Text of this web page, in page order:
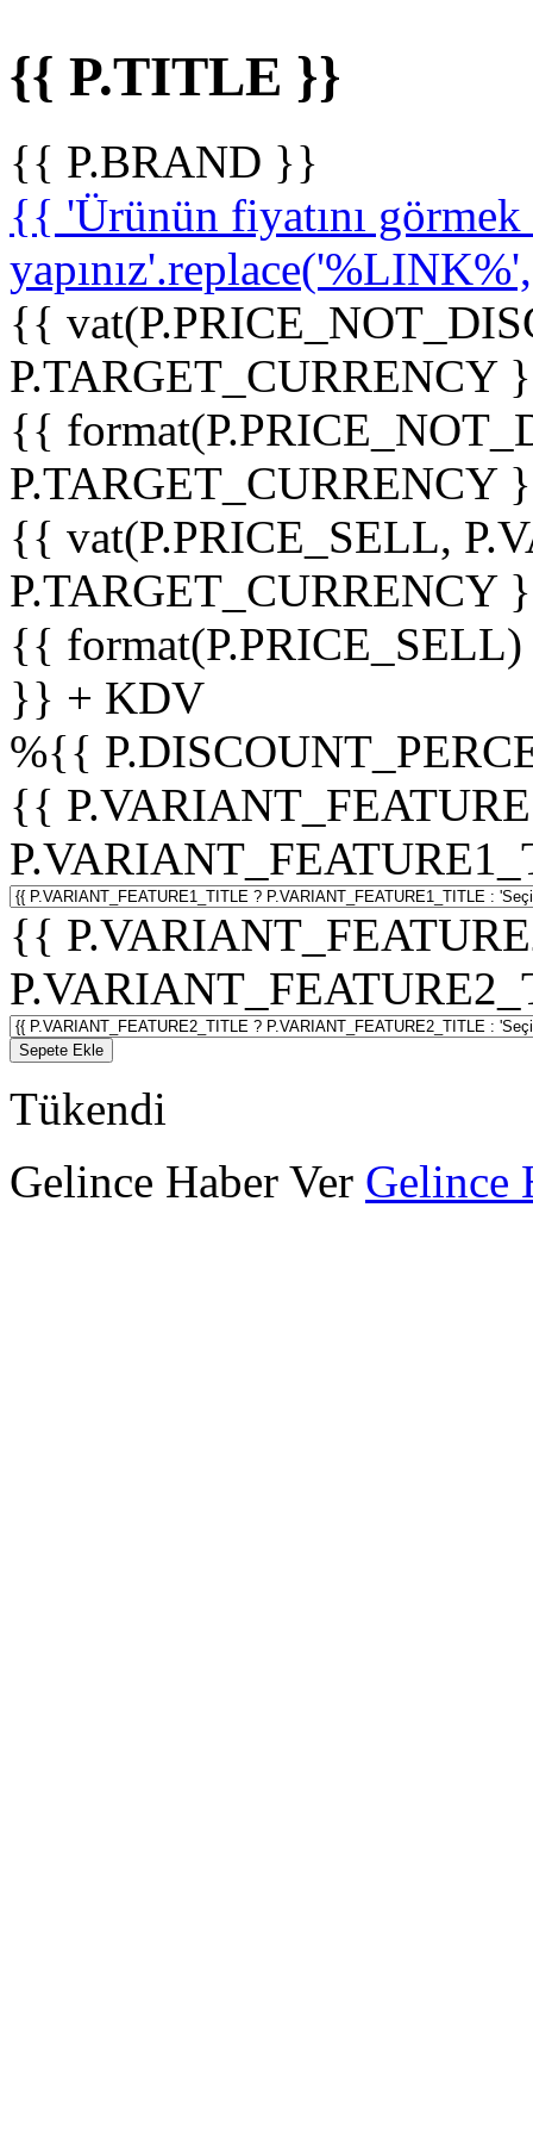
{{ P.TITLE }}
{{ P.BRAND }}
{{ 'Ürünün fiyatını
{{
P.TARGET_CURRENCY
{{
P.TARGET_CURRENCY
{{ vat(P.PRICE_SELL,
P.TARGET_CURRENCY
{{
}} + KDV
%{{
{{
{{
Sepete Ekle
Tükendi
Gelince Haber Ver Gelince